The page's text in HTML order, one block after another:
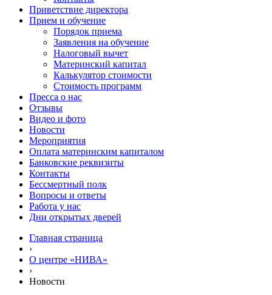
Приветствие директора
Прием и обучение
Порядок приема
Заявления на обучение
Налоговый вычет
Материнский капитал
Калькулятор стоимости
Стоимость программ
Пресса о нас
Отзывы
Видео и фото
Новости
Мероприятия
Оплата материнским капиталом
Банковские реквизиты
Контакты
Бессмертный полк
Вопросы и ответы
Работа у нас
Дни открытых дверей
Главная страница
›
О центре «НИВА»
›
Новости